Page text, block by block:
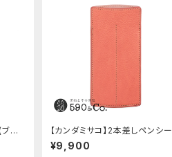
ラッ
【カンダミサコ】2本差しペンシー
ス・ミネルバボックス (ローズアン
ティコ)
¥9,900